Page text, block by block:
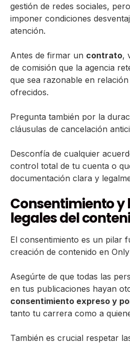
gestión de redes sociales,
imponer condiciones
atención.
Antes de firmar un contrato,
de comisión que la agencia
que sea razonable en
ofrecidos.
Pregunta también por la
cláusulas de cancelación
Desconfía de cualquier
control total de tu cuenta o
documentación clara y
Consentimiento y
legales del
El consentimiento es un pilar
creación de contenido en
Asegúrte de que todas las
en tus publicaciones hayan
consentimiento expreso y
tanto tu carrera como a
También es crucial respetar